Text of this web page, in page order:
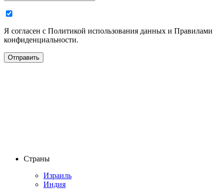
Я согласен с Политикой использования данных и Правилами
конфиденциальности.
Страны
Израиль
Индия